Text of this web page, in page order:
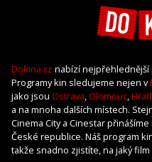
Dokina.cz nabízí nejpřehlednější
Programy kin sledujeme nejen v
jako jsou Ostrava, Olomouc,
a na mnoha dalších místech.
Cinema City a Cinestar
České republice. Náš program
takže snadno zjistíte, na jaký